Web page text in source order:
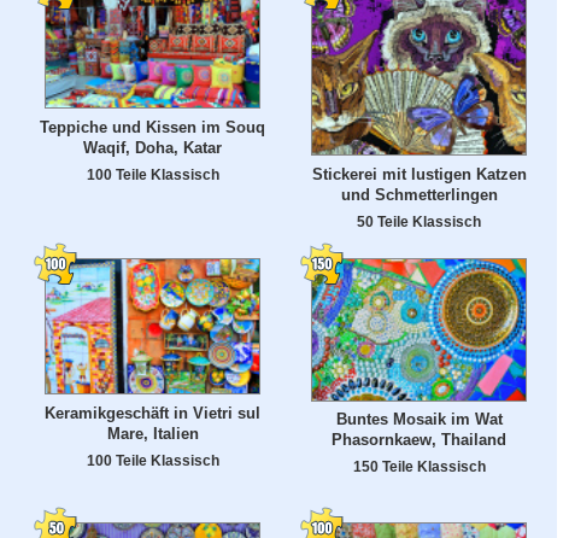
Teppiche und Kissen im Souq
Waqif, Doha, Katar
100 Teile Klassisch
Stickerei mit lustigen Katzen
und Schmetterlingen
50 Teile Klassisch
Keramikgeschäft in Vietri sul
Mare, Italien
100 Teile Klassisch
Buntes Mosaik im Wat
Phasornkaew, Thailand
150 Teile Klassisch